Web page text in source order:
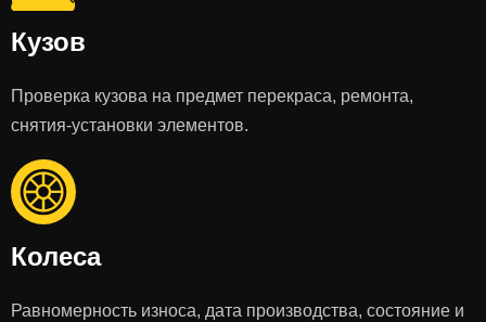
Кузов
Проверка кузова на предмет перекраса, ремонта,
снятия-установки элементов.
Колеса
Равномерность износа, дата производства, состояние и